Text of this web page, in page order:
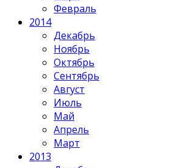
Февраль
2014
Декабрь
Ноябрь
Октябрь
Сентябрь
Август
Июль
Май
Апрель
Март
2013